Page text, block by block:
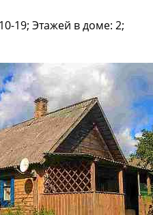
19; Этажей в доме: 2;